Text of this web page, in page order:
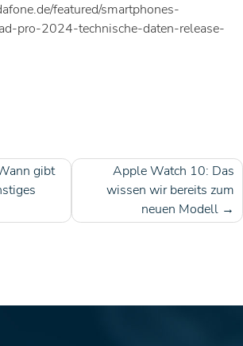
featured/smartphones-
pro-2024-technische-daten-release-
gibt
Apple Watch 10: Das
wissen wir bereits zum
neuen Modell